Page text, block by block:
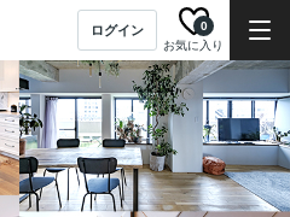
ログイン
お気に入り
0